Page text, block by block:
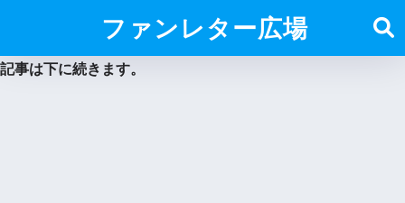
ファンレター広場
記事は下に続きます。